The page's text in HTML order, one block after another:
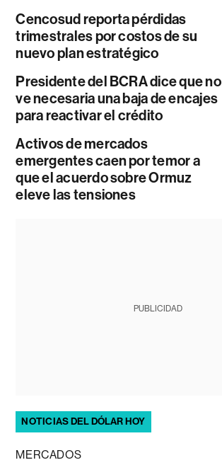
Cencosud reporta pérdidas
trimestrales por costos de su
nuevo plan estratégico
Presidente del BCRA dice que no
ve necesaria una baja de encajes
para reactivar el crédito
Activos de mercados
emergentes caen por temor a
que el acuerdo sobre Ormuz
eleve las tensiones
PUBLICIDAD
NOTICIAS DEL DÓLAR HOY
MERCADOS